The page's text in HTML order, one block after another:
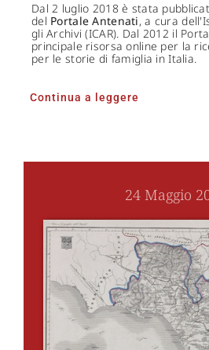
Dal 2 luglio 2018 è stata
del Portale Antenati, a cura
gli Archivi (ICAR). Dal 2012 il
principale risorsa online per la
per le storie di famiglia in Italia.
Continua a leggere
24 Maggio